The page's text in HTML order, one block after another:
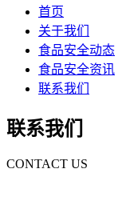
首页
关于我们
食品安全动态
食品安全资讯
联系我们
联系我们
CONTACT US